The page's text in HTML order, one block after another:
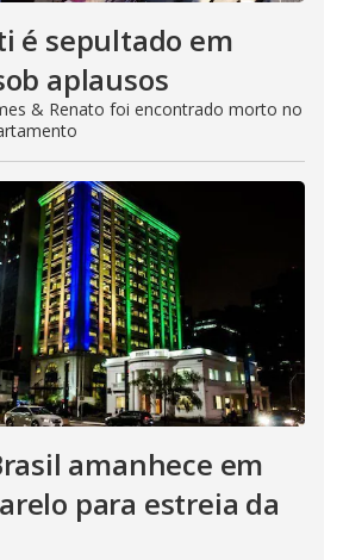
é sepultado em
aplausos
& Renato foi encontrado morto no
amanhece em
para estreia da